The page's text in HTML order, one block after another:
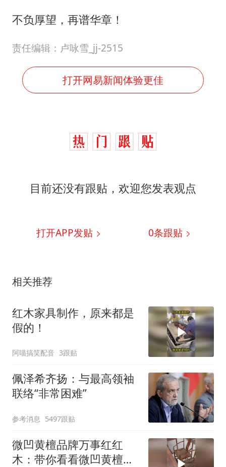
不负厚望，再谱华章！
责任编辑：卢咏雪_jj-2515
打开网易新闻体验更佳
目前还没有跟贴，欢迎您发表观点
打开APP发贴 0条跟贴
相关推荐
红木家具制作，原来都是
假的！
阿喵搞笑配音 3跟贴
佩泽希齐扬：与最高领袖
联络“非常困难”
参考消息 5497跟贴
微凹黄檀品牌万事红红
木：带你看看微凹黄檀原